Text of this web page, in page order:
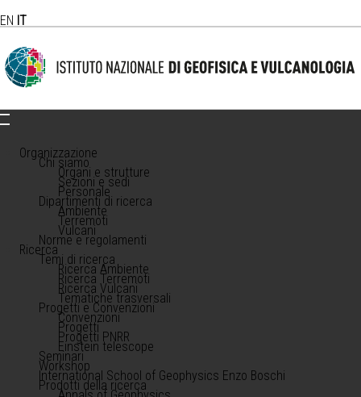
EN IT
Organizzazione
Chi siamo
Organi e strutture
Sezioni e sedi
Personale
Dipartimenti di ricerca
Ambiente
Terremoti
Vulcani
Norme e regolamenti
Ricerca
Temi di ricerca
Ricerca Ambiente
Ricerca Terremoti
Ricerca Vulcani
Tematiche trasversali
Progetti e Convenzioni
Convenzioni
Progetti
Progetti PNRR
Einstein telescope
Seminari
Workshop
International School of Geophysics Enzo Boschi
Prodotti della ricerca